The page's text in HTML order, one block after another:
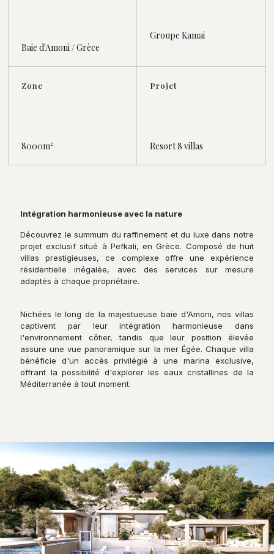
Baie d'Amoni / Grèce
Groupe Kamai
Zone
8000m²
Projet
Resort 8 villas
Intégration harmonieuse avec la nature
Découvrez le summum du raffinement et du luxe dans notre
projet exclusif situé à Pefkali, en Grèce. Composé de huit
villas prestigieuses, ce complexe offre une expérience
résidentielle inégalée, avec des services sur mesure
adaptés à chaque propriétaire.
Nichées le long de la majestueuse baie d'Amoni, nos villas
captivent par leur intégration harmonieuse dans
l'environnement côtier, tandis que leur position élevée
assure une vue panoramique sur la mer Égée. Chaque villa
bénéficie d'un accès privilégié à une marina exclusive,
offrant la possibilité d'explorer les eaux cristallines de la
Méditerranée à tout moment.